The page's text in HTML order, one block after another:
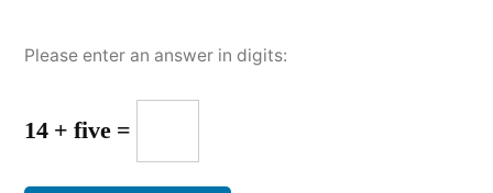
Please enter an answer in digits:
14 + five =